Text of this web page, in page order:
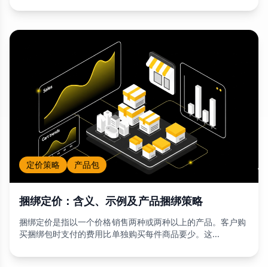
定价策略 产品包
捆绑定价：含义、示例及产品捆绑策略
捆绑定价是指以一个价格销售两种或两种以上的产品。客户购
买捆绑包时支付的费用比单独购买每件商品要少。这...